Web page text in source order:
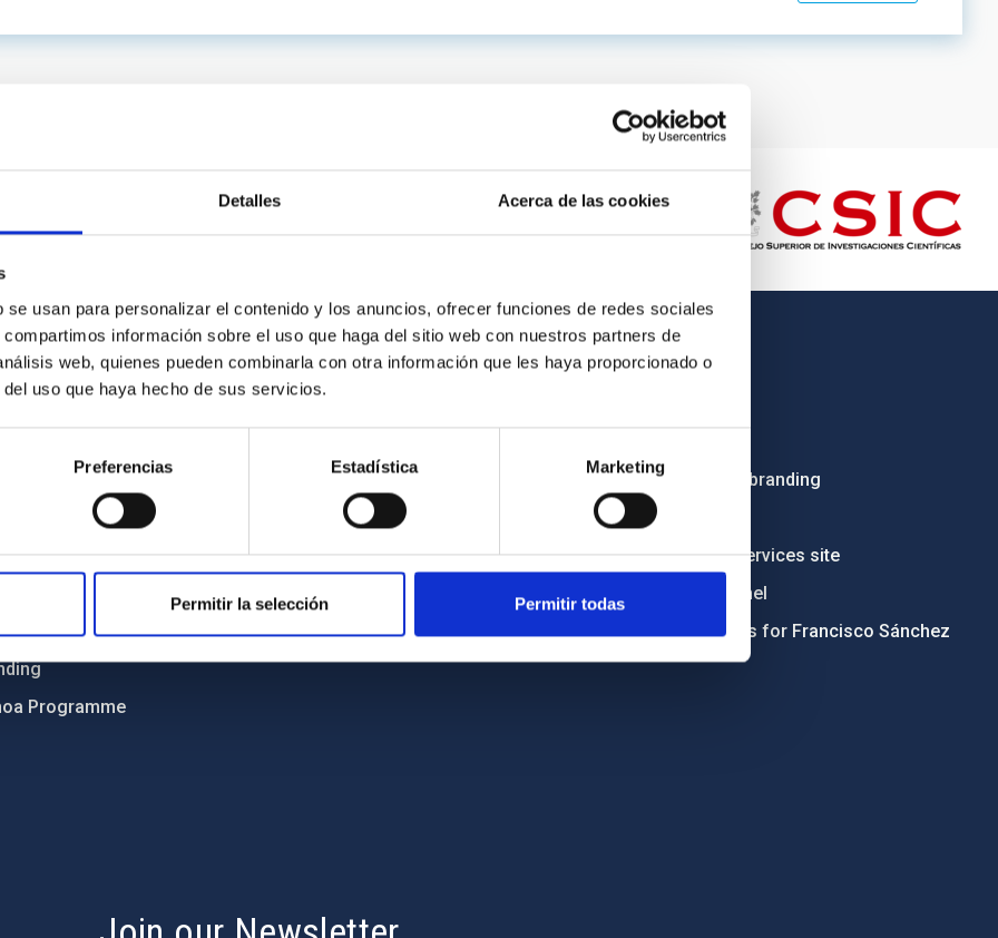
Detalles Acerca de las cookies
usan para personalizar el contenido y los anuncios, ofrecer funciones de redes sociales
información sobre el uso que haga del sitio web con nuestros partners de
web, quienes pueden combinarla con otra información que les haya proporcionado o
uso que haya hecho de sus servicios.
Preferencias Estadística Marketing
Permitir la selección Permitir todas
and anti-fraud policy
and diversity
and Sustainability
Programme
IAC PORTAL
Legal notice
Cookies policy
Accessibility
OTHER LINKS
Institutional branding
RSS
Electronic services site
Ethics channel
Condolences for Francisco Sánchez